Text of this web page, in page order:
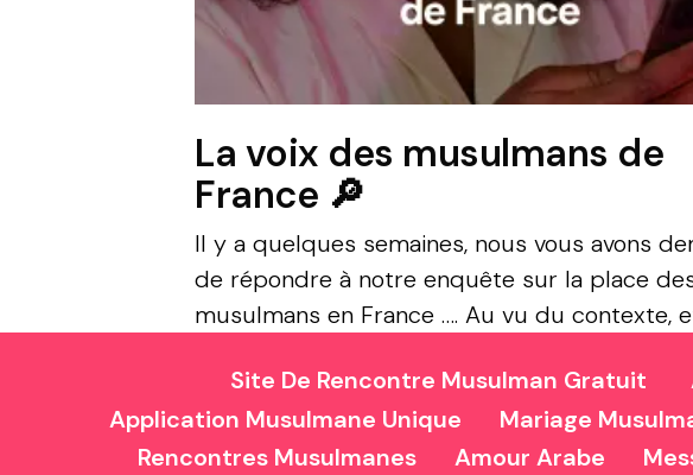
La voix des musulmans de
France 🔎
Il y a quelques semaines, nous vous avons
de répondre à notre enquête sur la place
musulmans en France …. Au vu du contexte,
Site De Rencontre Musulman Gratuit
Application Musulmane Unique
Mariage
Rencontres Musulmanes
Amour Arabe